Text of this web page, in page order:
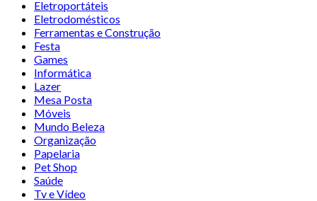
Eletroportáteis
Eletrodomésticos
Ferramentas e Construção
Festa
Games
Informática
Lazer
Mesa Posta
Móveis
Mundo Beleza
Organização
Papelaria
Pet Shop
Saúde
Tv e Vídeo